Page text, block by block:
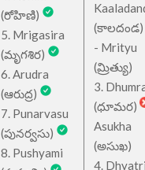
(రోహిణి)
5. Mrigasira
(మృగశిర)
6. Arudra
(ఆరుద్ర)
7. Punarvasu
(పునర్వసు)
8. Pushyami
(కాలదండ)
- Mrityu
(మ్రిత్యు)
3.
(ధూమర)
Asukha
(అసుఖ)
4.